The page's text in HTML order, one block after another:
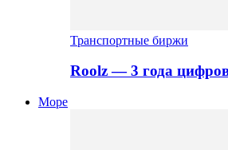
Транспортные биржи
Roolz — 3 года
Море